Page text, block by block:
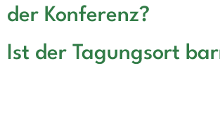
der Konferenz?
Ist der Tagungsort